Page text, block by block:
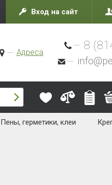
Вход на сайт
Адреса
8
Пены, герметики, клеи